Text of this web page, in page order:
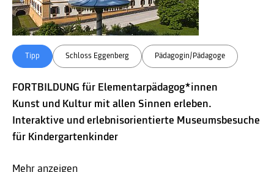
Tipp Schloss Eggenberg Pädagogin/Pädagoge
FORTBILDUNG für Elementarpädagog*innen
Kunst und Kultur mit allen Sinnen erleben.
Interaktive und erlebnisorientierte Museumsbesuche
für Kindergartenkinder
Mehr anzeigen